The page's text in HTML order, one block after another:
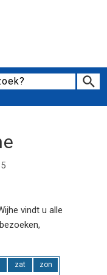
vindt u alle
zat
zon